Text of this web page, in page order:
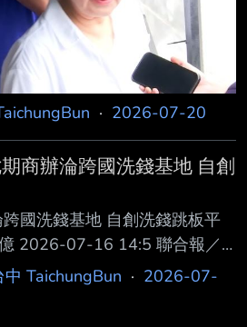
，台中市長盧秀燕昨日宣布，
反毒油線上國是會議」 。不
料，台中市府涉及隱匿公開資
資料；政論節目《新 台派上
· 2026-07-20
商辦淪跨國洗錢基地 自創
國洗錢基地 自創洗錢跳板平
2026-07-16 14:5 聯合報／
即時報導 台中地檢破獲跨國
沈姓男子為首等人在台中七期
中 TaichungBun · 2026-07-